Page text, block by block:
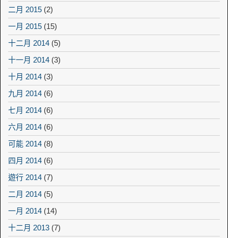
二月 2015 (2)
一月 2015 (15)
十二月 2014 (5)
十一月 2014 (3)
十月 2014 (3)
九月 2014 (6)
七月 2014 (6)
六月 2014 (6)
可能 2014 (8)
四月 2014 (6)
遊行 2014 (7)
二月 2014 (5)
一月 2014 (14)
十二月 2013 (7)